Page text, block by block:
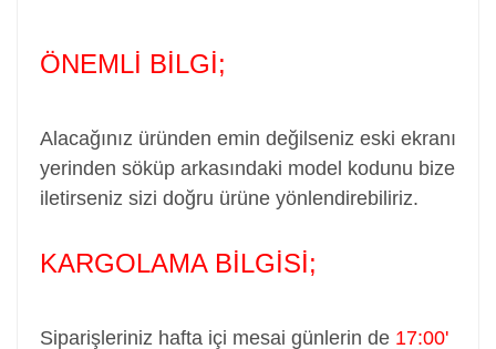
ÖNEMLİ BİLGİ;
Alacağınız üründen emin değilseniz eski ekranı
yerinden söküp arkasındaki model kodunu bize
iletirseniz sizi doğru ürüne yönlendirebiliriz.
KARGOLAMA BİLGİSİ;
Siparişleriniz hafta içi mesai günlerin de 17:00'